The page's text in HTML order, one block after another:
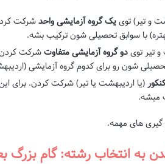
و تیر) توییک گروه آزمایشی واحدشرکت
با سوابق تحصیلی شون ترکیب بشه.
تیر تویدو گروه آزمایشی متفاوتشرکت کردن.
شون رو برای کدوم گروه آزمایشی
(یا اردیبهشت یا تیر) شرکت کردن. برای
میشه.
گیری های مهمه.